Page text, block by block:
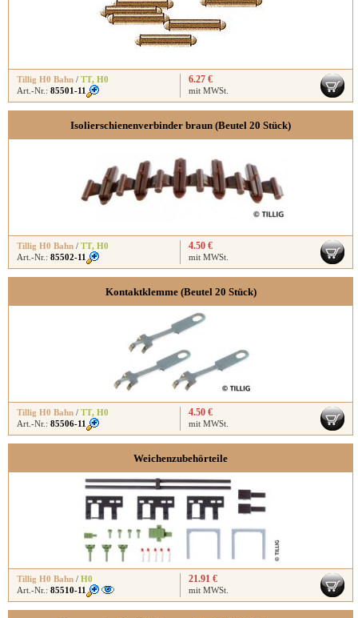
Tillig H0 Bahn / TT, H0
Art.-Nr.: 85501-11
6.27 €
mit MWSt.
Isolierschienenverbinder braun (Beutel 20 Stück)
Tillig H0 Bahn / TT, H0
Art.-Nr.: 85502-11
4.50 €
mit MWSt.
Kontaktklemme (Beutel 20 Stück)
Tillig H0 Bahn / TT, H0
Art.-Nr.: 85506-11
4.50 €
mit MWSt.
Weichenzubehörteile
Tillig H0 Bahn / H0
Art.-Nr.: 85510-11
21.91 €
mit MWSt.